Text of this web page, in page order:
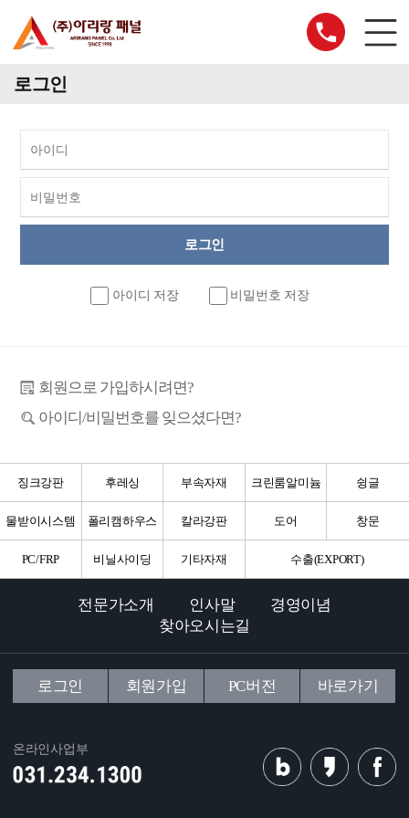
로그인
아이디 저장 비밀번호 저장
회원으로 가입하시려면?
아이디/비밀번호를 잊으셨다면?
징크강판 후레싱 부속자재 크린룸알미늄 슁글
물받이시스템 폴리캠하우스 칼라강판 도어 창문
PC/FRP 비닐사이딩 기타자재 수출(EXPORT)
전문가소개 인사말
경영이념
찾아오시는길
로그인 회원가입 PC버전 바로가기
온라인사업부